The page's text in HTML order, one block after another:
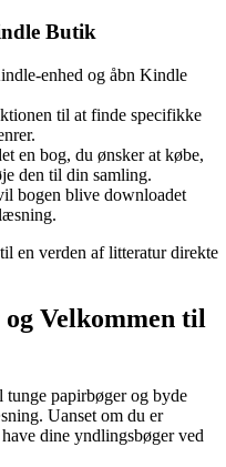
Butik
enhed og åbn Kindle
til at finde specifikke
en bog, du ønsker at købe,
den til din samling.
bogen blive downloadet
en verden af litteratur direkte
Velkommen til
papirbøger og byde
Uanset om du er
dine yndlingsbøger ved